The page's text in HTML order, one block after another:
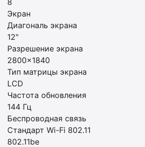
8
Экран
Диагональ экрана
12"
Разрешение экрана
2800×1840
Тип матрицы экрана
LCD
Частота обновления
144 Гц
Беспроводная связь
Стандарт Wi-Fi 802.11
802.11be